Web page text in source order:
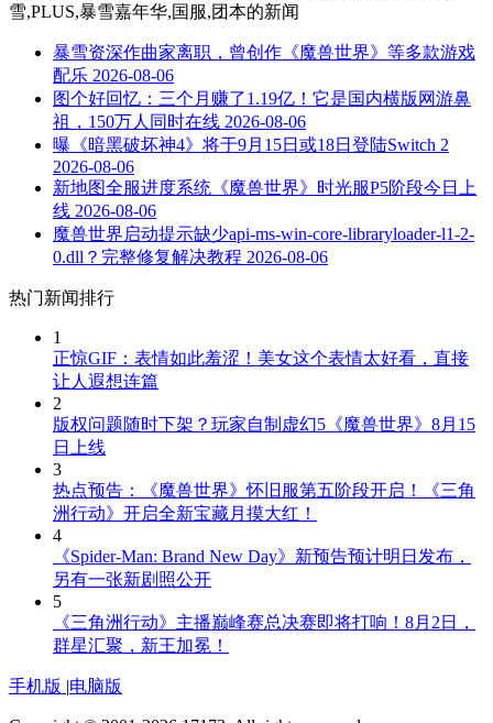
雪,PLUS,暴雪嘉年华,国服,团本的新闻
暴雪资深作曲家离职，曾创作《魔兽世界》等多款游戏
配乐 2026-08-06
图个好回忆：三个月赚了1.19亿！它是国内横版网游鼻
祖，150万人同时在线 2026-08-06
曝《暗黑破坏神4》将于9月15日或18日登陆Switch 2
2026-08-06
新地图全服进度系统《魔兽世界》时光服P5阶段今日上
线 2026-08-06
魔兽世界启动提示缺少api-ms-win-core-libraryloader-l1-2-
0.dll？完整修复解决教程 2026-08-06
热门新闻排行
1
正惊GIF：表情如此羞涩！美女这个表情太好看，直接
让人遐想连篇
2
版权问题随时下架？玩家自制虚幻5《魔兽世界》8月15
日上线
3
热点预告：《魔兽世界》怀旧服第五阶段开启！《三角
洲行动》开启全新宝藏月摸大红！
4
《Spider-Man: Brand New Day》新预告预计明日发布，
另有一张新剧照公开
5
《三角洲行动》主播巅峰赛总决赛即将打响！8月2日，
群星汇聚，新王加冕！
手机版 |电脑版